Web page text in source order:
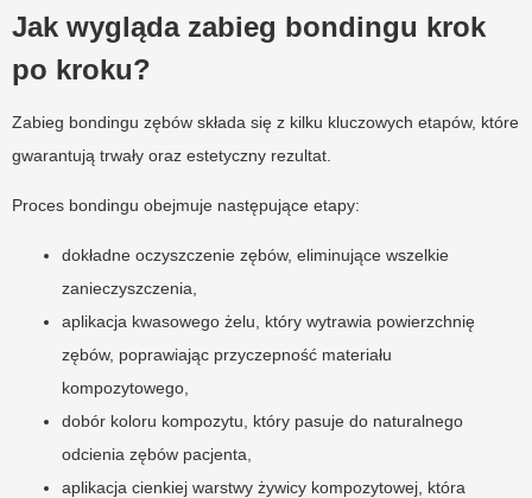
Jak wygląda zabieg bondingu krok
po kroku?
Zabieg bondingu zębów składa się z kilku kluczowych etapów, które
gwarantują trwały oraz estetyczny rezultat.
Proces bondingu obejmuje następujące etapy:
dokładne oczyszczenie zębów, eliminujące wszelkie
zanieczyszczenia,
aplikacja kwasowego żelu, który wytrawia powierzchnię
zębów, poprawiając przyczepność materiału
kompozytowego,
dobór koloru kompozytu, który pasuje do naturalnego
odcienia zębów pacjenta,
aplikacja cienkiej warstwy żywicy kompozytowej, która